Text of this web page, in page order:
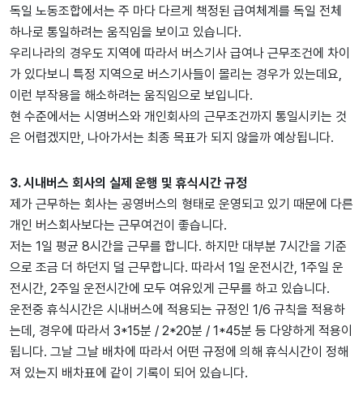
독일 노동조합에서는 주 마다 다르게 책정된 급여체계를 독일 전체
하나로 통일하려는 움직임을 보이고 있습니다.
우리나라의 경우도 지역에 따라서 버스기사 급여나 근무조건에 차이
가 있다보니 특정 지역으로 버스기사들이 몰리는 경우가 있는데요,
이런 부작용을 해소하려는 움직임으로 보입니다.
현 수준에서는 시영버스와 개인회사의 근무조건까지 통일시키는 것
은 어렵겠지만, 나아가서는 최종 목표가 되지 않을까 예상됩니다.
3. 시내버스 회사의 실제 운행 및 휴식시간 규정
제가 근무하는 회사는 공영버스의 형태로 운영되고 있기 때문에 다른
개인 버스회사보다는 근무여건이 좋습니다.
저는 1일 평균 8시간을 근무를 합니다. 하지만 대부분 7시간을 기준
으로 조금 더 하던지 덜 근무합니다. 따라서 1일 운전시간, 1주일 운
전시간, 2주일 운전시간에 모두 여유있게 근무를 하고 있습니다.
운전중 휴식시간은 시내버스에 적용되는 규정인 1/6 규칙을 적용하
는데, 경우에 따라서 3*15분 / 2*20분 / 1*45분 등 다양하게 적용이
됩니다. 그날 그날 배차에 따라서 어떤 규정에 의해 휴식시간이 정해
져 있는지 배차표에 같이 기록이 되어 있습니다.